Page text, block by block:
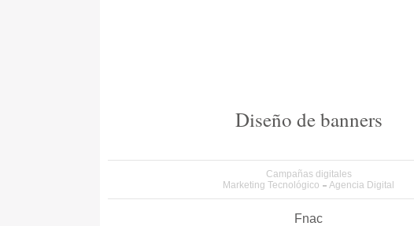
Diseño de banners
Campañas digitales
Marketing Tecnológico
Agencia Digital
Fnac